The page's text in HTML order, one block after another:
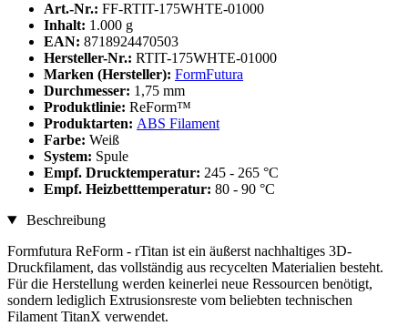
Art.-Nr.: FF-RTIT-175WHTE-01000
Inhalt: 1.000 g
EAN: 8718924470503
Hersteller-Nr.: RTIT-175WHTE-01000
Marken (Hersteller): FormFutura
Durchmesser: 1,75 mm
Produktlinie: ReForm™
Produktarten: ABS Filament
Farbe: Weiß
System: Spule
Empf. Drucktemperatur: 245 - 265 °C
Empf. Heizbetttemperatur: 80 - 90 °C
Beschreibung
Formfutura ReForm - rTitan ist ein äußerst nachhaltiges 3D-
Druckfilament, das vollständig aus recycelten Materialien besteht.
Für die Herstellung werden keinerlei neue Ressourcen benötigt,
sondern lediglich Extrusionsreste vom beliebten technischen
Filament TitanX verwendet.